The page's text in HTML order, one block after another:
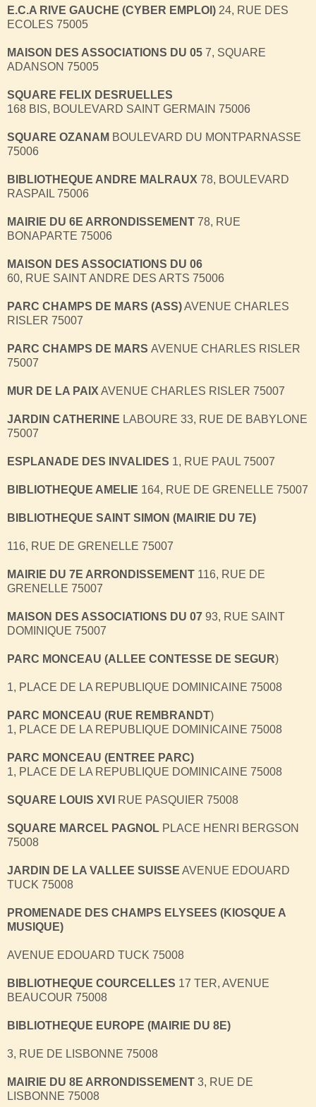
E.C.A RIVE GAUCHE (CYBER EMPLOI) 24, RUE DES
ECOLES 75005
MAISON DES ASSOCIATIONS DU 05 7, SQUARE
ADANSON 75005
SQUARE FELIX DESRUELLES
168 BIS, BOULEVARD SAINT GERMAIN 75006
SQUARE OZANAM BOULEVARD DU MONTPARNASSE
75006
BIBLIOTHEQUE ANDRE MALRAUX 78, BOULEVARD
RASPAIL 75006
MAIRIE DU 6E ARRONDISSEMENT 78, RUE
BONAPARTE 75006
MAISON DES ASSOCIATIONS DU 06
60, RUE SAINT ANDRE DES ARTS 75006
PARC CHAMPS DE MARS (ASS)AVENUE CHARLES
RISLER 75007
PARC CHAMPS DE MARS AVENUE CHARLES RISLER
75007
MUR DE LA PAIX AVENUE CHARLES RISLER 75007
JARDIN CATHERINE LABOURE 33, RUE DE BABYLONE
75007
ESPLANADE DES INVALIDES 1, RUE PAUL 75007
BIBLIOTHEQUE AMELIE 164, RUE DE GRENELLE 75007
BIBLIOTHEQUE SAINT SIMON (MAIRIE DU 7E)
116, RUE DE GRENELLE 75007
MAIRIE DU 7E ARRONDISSEMENT 116, RUE DE
GRENELLE 75007
MAISON DES ASSOCIATIONS DU 07 93, RUE SAINT
DOMINIQUE 75007
PARC MONCEAU (ALLEE CONTESSE DE SEGUR)
1, PLACE DE LA REPUBLIQUE DOMINICAINE 75008
PARC MONCEAU (RUE REMBRANDT)
1, PLACE DE LA REPUBLIQUE DOMINICAINE 75008
PARC MONCEAU (ENTREE PARC)
1, PLACE DE LA REPUBLIQUE DOMINICAINE 75008
SQUARE LOUIS XVI RUE PASQUIER 75008
SQUARE MARCEL PAGNOL PLACE HENRI BERGSON
75008
JARDIN DE LA VALLEE SUISSE AVENUE EDOUARD
TUCK 75008
PROMENADE DES CHAMPS ELYSEES (KIOSQUE A
MUSIQUE)
AVENUE EDOUARD TUCK 75008
BIBLIOTHEQUE COURCELLES 17 TER, AVENUE
BEAUCOUR 75008
BIBLIOTHEQUE EUROPE (MAIRIE DU 8E)
3, RUE DE LISBONNE 75008
MAIRIE DU 8E ARRONDISSEMENT 3, RUE DE
LISBONNE 75008